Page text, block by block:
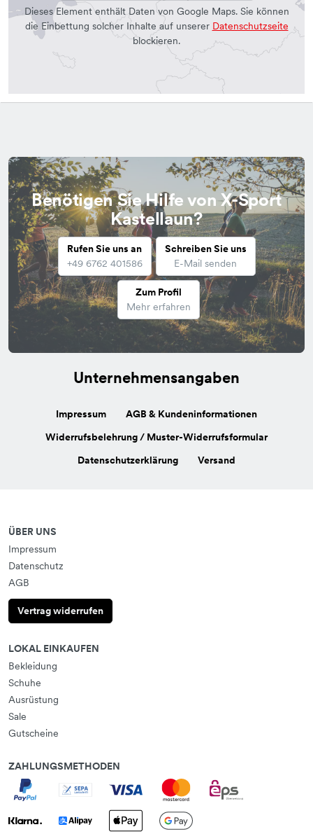
Dieses Element enthält Daten von Google Maps. Sie können
die Einbettung solcher Inhalte auf unserer Datenschutzseite
blockieren.
Benötigen Sie Hilfe von X-Sport
Kastellaun?
Rufen Sie uns an
+49 6762 401586
Schreiben Sie uns
E-Mail senden
Zum Profil
Mehr erfahren
Unternehmensangaben
Impressum
AGB & Kundeninformationen
Widerrufsbelehrung / Muster-Widerrufsformular
Datenschutzerklärung
Versand
ÜBER UNS
Impressum
Datenschutz
AGB
Vertrag widerrufen
LOKAL EINKAUFEN
Bekleidung
Schuhe
Ausrüstung
Sale
Gutscheine
ZAHLUNGSMETHODEN